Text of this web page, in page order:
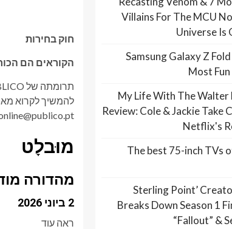
חוק בחירות
הקוראים הם
מוּבלָט
מהדורה
2 ביוני 2026
ראה עוד
Villains For The MCU
Universe Is
Samsung Galaxy Z
Most
My Life With The Walter
Review: Cole & Jackie Take
Netflix's
The best 75-inch TVs
‘Sterling Point’
Breaks Down Season 1
“Fallout” &